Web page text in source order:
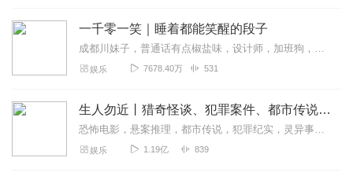
一千零一笑｜睡着都能笑醒的段子
成都川妹子，普通话有点椒盐味，设计师，加班狗，每周一单更，欢迎订阅。【主播有声书系列一键直达】适合小学到高中青少年听的趣味故事有声书：孩子最爱的启智笑话书越听...
娱乐 7678.40万 531
生人勿近丨猎奇怪谈、犯罪案件、都市传说、未解之谜
恐怖电影，悬案推理，都市传说，犯罪纪实，灵异事件，自然灾难，未解之谜。＞＞点击加入西米团，从一桩桩奇闻异录中，窥探人性的善恶。这里没有刻意的语气渲染，也没有凭空...
娱乐 1.19亿 839